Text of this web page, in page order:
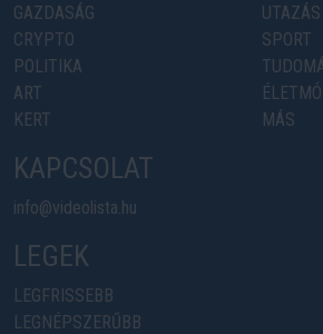
GAZDASÁG
CRYPTO
POLITIKA
ART
KERT
UTAZÁS
SPORT
MÁS
KAPCSOLAT
info@videolista.hu
LEGEK
LEGFRISSEBB
LEGNÉPSZERŰBB